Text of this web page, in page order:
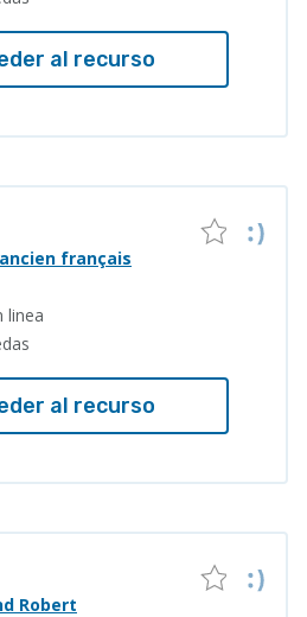
al recurso
français
linea
al recurso
Robert